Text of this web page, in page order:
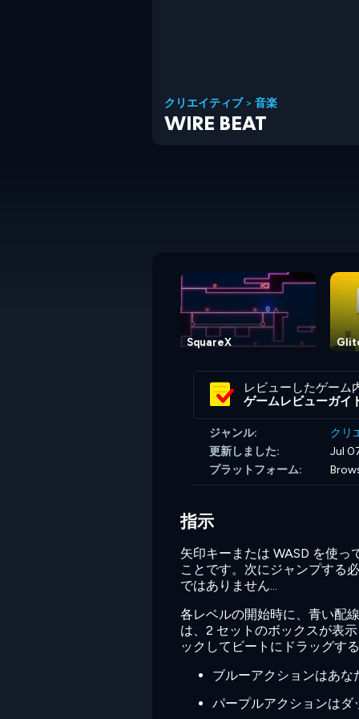
クリエイティブ> 音楽
WIRE BEAT
SquareX
レビューしたゲーム
ゲームレビューガイ
ジャンル:
クリ
更新しました:
Jul
プラットフォーム:
指示
矢印キーまたは WASD を使
ことです。次にジャンプする
ではありません...
各レベルの開始時に、青い配
は、2 セットのボックスが表
ックしてビートにドラッグす
ブルーアクションはあ
パープルアクションはダ